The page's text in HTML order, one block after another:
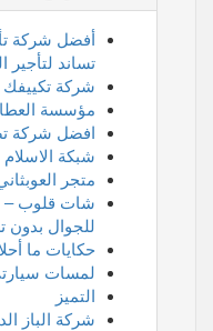
أفضل شركة
تساند لتأجير
شركة تكييفك
مؤسسة
افضل شركة
شبكة الاسلام
متجر
شات قلوب –
للجوال بدون
حكايات ما
لمسات
التميز
شركة الباز